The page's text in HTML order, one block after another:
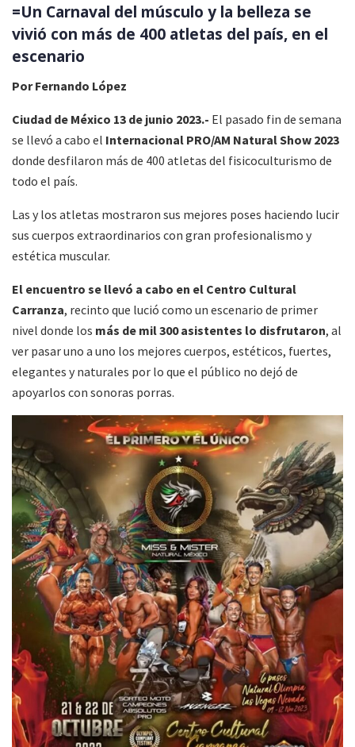
=Un Carnaval del músculo y la belleza se
vivió con más de 400 atletas del país, en el
escenario
Por Fernando López
Ciudad de México 13 de junio 2023.- El pasado fin de semana
se llevó a cabo el Internacional PRO/AM Natural Show 2023
donde desfilaron más de 400 atletas del fisicoculturismo de
todo el país.
Las y los atletas mostraron sus mejores poses haciendo lucir
sus cuerpos extraordinarios con gran profesionalismo y
estética muscular.
El encuentro se llevó a cabo en el Centro Cultural
Carranza, recinto que lució como un escenario de primer
nivel donde los más de mil 300 asistentes lo disfrutaron, al
ver pasar uno a uno los mejores cuerpos, estéticos, fuertes,
elegantes y naturales por lo que el público no dejó de
apoyarlos con sonoras porras.